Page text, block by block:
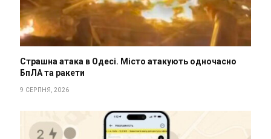
Страшна атака в Одесі. Місто атакують одночасно
БпЛА та ракети
9 СЕРПНЯ, 2026